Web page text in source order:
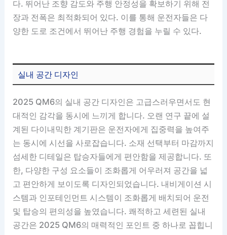
다. 뛰어난 조향 감도와 주행 안정성을 확보하기 위해 전
장과 전폭은 최적화되어 있다. 이를 통해 운전자들은 다
양한 도로 조건에서 뛰어난 주행 경험을 누릴 수 있다.
실내 공간 디자인
2025 QM6의 실내 공간 디자인은 고급스러우면서도 현
대적인 감각을 동시에 느끼게 합니다. 오랜 연구 끝에 설
계된 다이내믹한 계기판은 운전자에게 집중력을 높여주
는 동시에 시선을 사로잡습니다. 소재 선택부터 마감까지
섬세한 디테일은 탑승자들에게 편안함을 제공합니다. 또
한, 다양한 구성 요소들이 조화롭게 어우러져 공간을 넓
고 편안하게 보이도록 디자인되었습니다. 내비게이션 시
스템과 인포테인먼트 시스템이 조화롭게 배치되어 운전
및 탑승의 편의성을 높였습니다. 쾌적하고 세련된 실내
공간은 2025 QM6의 매력적인 포인트 중 하나로 꼽힙니